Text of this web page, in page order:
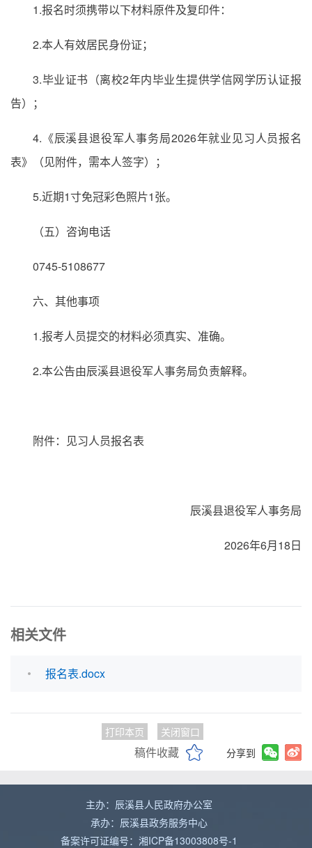
1.报名时须携带以下材料原件及复印件：
2.本人有效居民身份证；
3.毕业证书（离校2年内毕业生提供学信网学历认证报
告）；
4.《辰溪县退役军人事务局2026年就业见习人员报名
表》（见附件，需本人签字）；
5.近期1寸免冠彩色照片1张。
（五）咨询电话
0745-5108677
六、其他事项
1.报考人员提交的材料必须真实、准确。
2.本公告由辰溪县退役军人事务局负责解释。
附件：见习人员报名表
辰溪县退役军人事务局
2026年6月18日
相关文件
报名表.docx
打印本页 关闭窗口
稿件收藏 分享到
主办：辰溪县人民政府办公室
承办：辰溪县政务服务中心
备案许可证编号：湘ICP备13003808号-1